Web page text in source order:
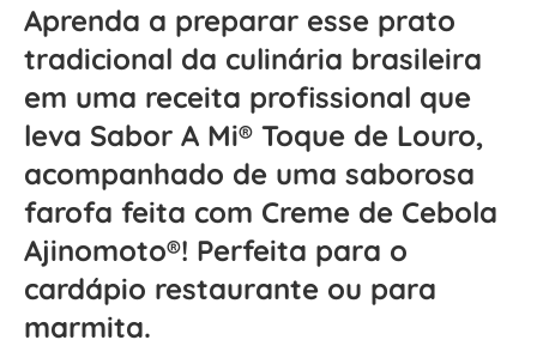
Aprenda a preparar esse prato
tradicional da culinária brasileira
em uma receita profissional que
leva Sabor A Mi® Toque de Louro,
acompanhado de uma saborosa
farofa feita com Creme de Cebola
Ajinomoto®! Perfeita para o
cardápio restaurante ou para
marmita.